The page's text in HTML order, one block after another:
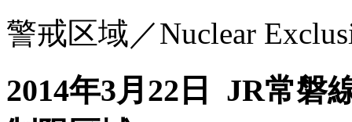
警戒区域／Nuclear
2014年3月22日 JR常